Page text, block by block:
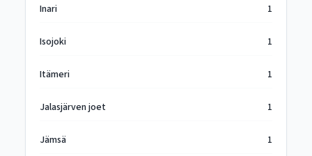
Inari 1
Isojoki 1
Itämeri 1
Jalasjärven joet 1
Jämsä 1